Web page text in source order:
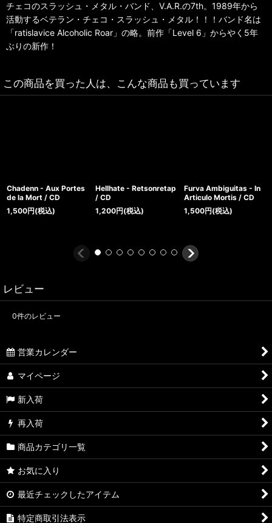
チェコのスラッシュ・メタル・バンド、V.A.R.の7th。1989年から
活動するベテラン・チェコ・スラッシュ・メタル！！！バンド名は
「ratislavice Alcoholic Roar」の略。前作「Level 6」からやく5年
ぶりの新作！
この商品を買った人は、こんな商品も買っています
Chadenn - Aux Portes
de la Mort / CD
1,500円(税込)
Hellhate - Retsonretap
/ CD
1,200円(税込)
Furva Ambiguitas - In
Articulo Mortis / CD
1,500円(税込)
レビュー
0件のレビュー
営業カレンダー
マイページ
新入荷
再入荷
商品カテゴリ一覧
お気に入り
最近チェックしたアイテム
特定商取引法表示